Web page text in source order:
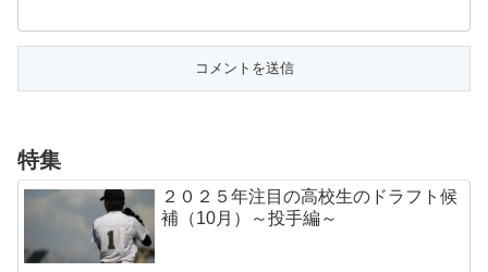
特集
２０２５年注目の高校生のドラフト候
補（10月）～投手編～